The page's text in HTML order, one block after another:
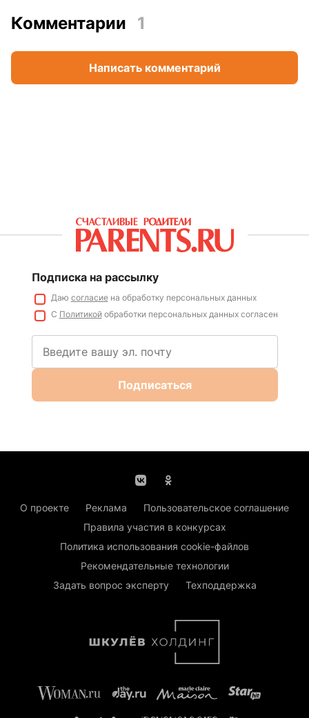
Комментарии 1
Написать комментарий
Подписка на рассылку
Даю согласиена обработку персональных данных
С Политикойобработки персональных данных согласен
Подписаться
О проекте Реклама
Пользовательское соглашение
Правила участия в конкурсах
Политика использования cookie-файлов
Рекомендательные технологии
Задать вопрос эксперту
Техподдержка